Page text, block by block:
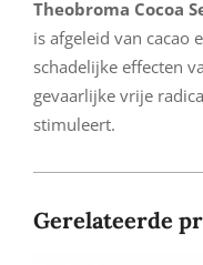
Theobroma Cocoa
is afgeleid van cacao
schadelijke effecten
gevaarlijke vrije
stimuleert.
Gerelateerde